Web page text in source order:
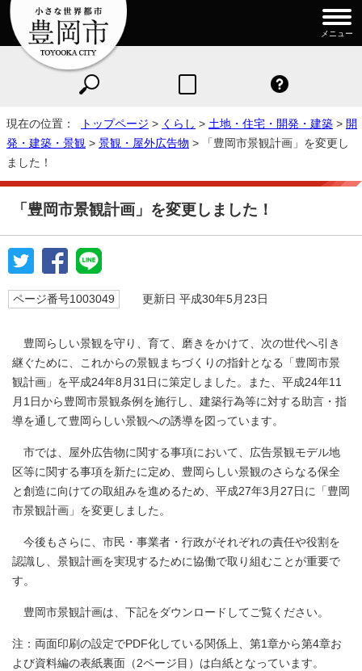
メニュー
現在の位置： トップページ > くらし > 土地・住宅・開発・建築 > 開
発・建築・景観 > 景観・屋外広告物 > 「豊岡市景観計画」を変更し
ました！
「豊岡市景観計画」を変更しました！
ページ番号1003049 更新日 平成30年5月23日
豊岡らしい景観を守り、育て、磨きをかけて、次の世代へ引き
継ぐために、これからの景観まちづくりの指針となる「豊岡市景
観計画」を平成24年8月31日に策定しました。また、平成24年11
月1日から豊岡市景観条例を施行し、建築行為等に対する助言・指
導を通して豊岡らしい景観への誘導を図っています。
市では、屋外広告物に関する事項において、広告景観モデル地
区等に関する事項を新たに定め、豊岡らしい景観のさらなる保全
と創造に向けての取組みを進めるため、平成27年3月27日に「豊岡
市景観計画」を変更しました。
今後もさらに、市民・事業者・行政がそれぞれの責任や役割を
認識し、景観計画を実現するために協働で取り組むことが重要で
す。
豊岡市景観計画は、下記をダウンロードしてご覧ください。
注：両面印刷の設定でPDF化している関係上、第1章から第4章お
よび資料編の表紙裏面（2ページ目）は白紙となっています。